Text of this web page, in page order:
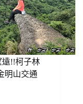
遠!!柯子林
明山交通